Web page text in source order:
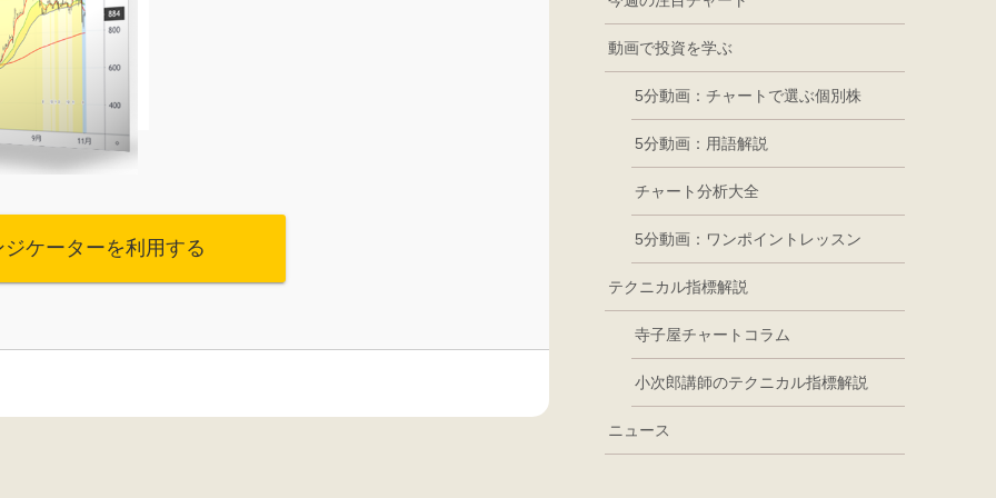
ケーターを利用する
動画で投資を学ぶ
5分動画：チャートで選ぶ個別株
5分動画：用語解説
チャート分析大全
5分動画：ワンポイントレッスン
テクニカル指標解説
寺子屋チャートコラム
小次郎講師のテクニカル指標解説
ニュース